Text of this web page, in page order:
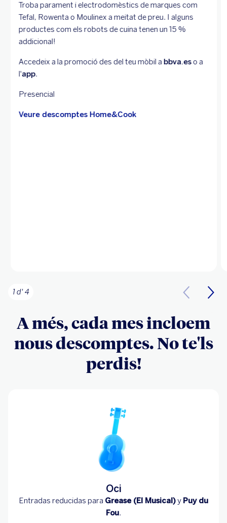
Troba parament i electrodomèstics de marques com
Tefal, Rowenta o Moulinex a meitat de preu. I alguns
productes com els robots de cuina tenen un 15 %
addicional!
Accedeix a la promoció des del teu mòbil a bbva.eso a
l'app.
Presencial
Veure descomptes Home&Cook
1 d' 4
A més, cada mes incloem
nous descomptes. No te'ls
perdis!
Oci
Entradas reducidas para Grease (El Musical)y Puy du
Fou.